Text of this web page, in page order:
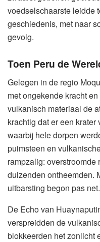
voedselschaarste leidde
geschiedenis, met naar
gevolg.
Toen Peru de
Gelegen in de regio
met ongekende kracht
vulkanisch materiaal de
krachtig dat er een
waarbij hele dorpen
puimsteen en
rampzalig:
duizenden ontheemden.
uitbarsting begon pas net.
De Echo van
verspreidden de
blokkeerden het zonlicht